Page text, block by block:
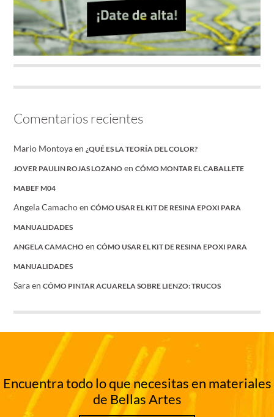
Comentarios recientes
Mario Montoyaen ¿QUÉ ES LA TEORÍA DEL COLOR?
JOVER PAULIN ROJAS LOZANO enCÓMO MONTAR EL CABALLETE
MABEF M04
Angela CamachoenCÓMO USAR EL KIT DE RESINA EPOXI PARA
MANUALIDADES
ANGELA CAMACHO enCÓMO USAR EL KIT DE RESINA EPOXI PARA
MANUALIDADES
SaraenCÓMO PINTAR ACUARELA SOBRE LIENZO: TRUCOS
Encuentra todo lo que necesitas en materiales
de Bellas Artes